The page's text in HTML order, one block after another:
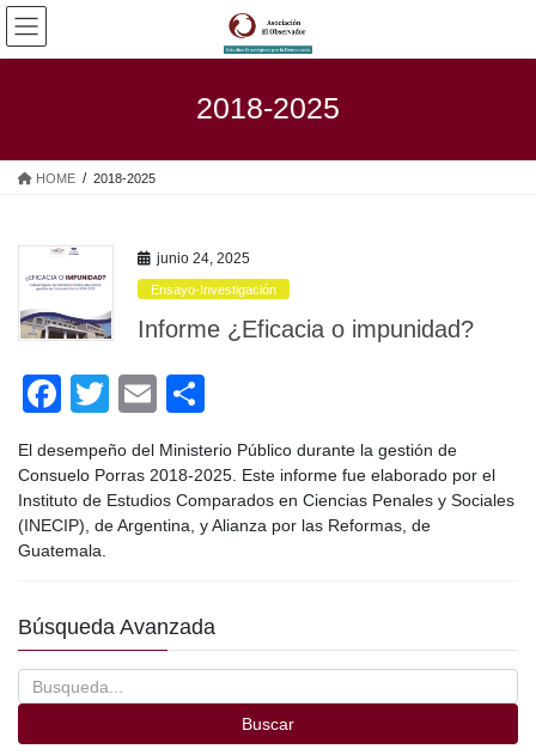
Saltar
contenido
Saltar
la
2018-2025
HOME 2018-2025
junio 24, 2025
Ensayo-Investigación
Informe ¿Eficacia o impunidad?
F
c
e
b
o
k
T
wi
tt
er
E
m
ail
o
m
p
El desempeño del Ministerio Público durante la gestión de
Consuelo Porras 2018-2025. Este informe fue elaborado por el
Instituto de Estudios Comparados en Ciencias Penales y Sociales
(INECIP), de Argentina, y Alianza por las Reformas, de
Guatemala.
Búsqueda Avanzada
Buscar